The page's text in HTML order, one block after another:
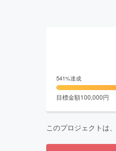
541%達成
目標金額100,000円
このプロジェクトは、